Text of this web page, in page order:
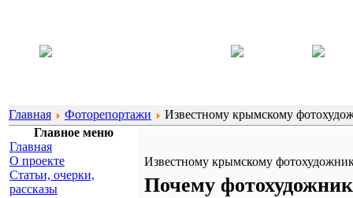
Главная Фоторепортажи
Известному крымскому
Главное меню
Главная
О проекте
Статьи, очерки,
рассказы
Известному крымскому
Почему